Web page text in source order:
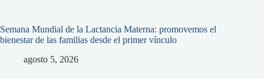
Semana Mundial de la Lactancia Materna: promovemos el
bienestar de las familias desde el primer vínculo
agosto 5, 2026